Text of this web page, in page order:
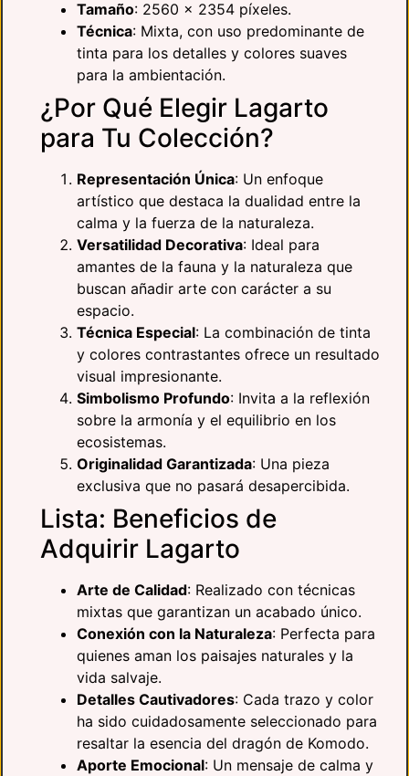
Tamaño: 2560 x 2354 píxeles.
Técnica: Mixta, con uso predominante de
tinta para los detalles y colores suaves
para la ambientación.
¿Por Qué Elegir Lagarto
para Tu Colección?
Representación Única: Un enfoque
artístico que destaca la dualidad entre la
calma y la fuerza de la naturaleza.
Versatilidad Decorativa: Ideal para
amantes de la fauna y la naturaleza que
buscan añadir arte con carácter a su
espacio.
Técnica Especial: La combinación de tinta
y colores contrastantes ofrece un resultado
visual impresionante.
Simbolismo Profundo: Invita a la reflexión
sobre la armonía y el equilibrio en los
ecosistemas.
Originalidad Garantizada: Una pieza
exclusiva que no pasará desapercibida.
Lista: Beneficios de
Adquirir Lagarto
Arte de Calidad: Realizado con técnicas
mixtas que garantizan un acabado único.
Conexión con la Naturaleza: Perfecta para
quienes aman los paisajes naturales y la
vida salvaje.
Detalles Cautivadores: Cada trazo y color
ha sido cuidadosamente seleccionado para
resaltar la esencia del dragón de Komodo.
Aporte Emocional: Un mensaje de calma y